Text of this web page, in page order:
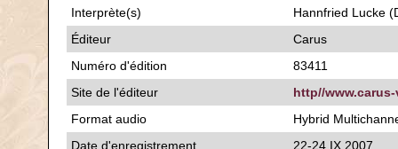
Interprète(s)
Hannfried Lucke
Éditeur
Carus
Numéro d'édition
83411
Site de l'éditeur
http//
Format audio
Hybrid
Date d'enregistrement
22-24 IX 2007